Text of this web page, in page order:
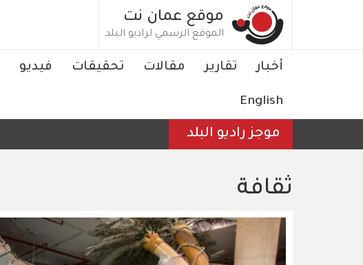
موقع عمان نت
الموقع الرسمي لراديو البلد
Main
أخبار تقارير مقالات تحقيقات فيديو
English
موجز راديو البلد
ثقافة